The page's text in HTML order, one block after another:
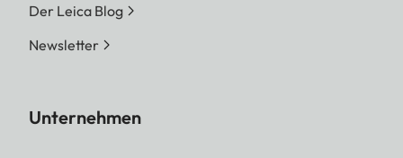
Der Leica Blog
Newsletter
Unternehmen